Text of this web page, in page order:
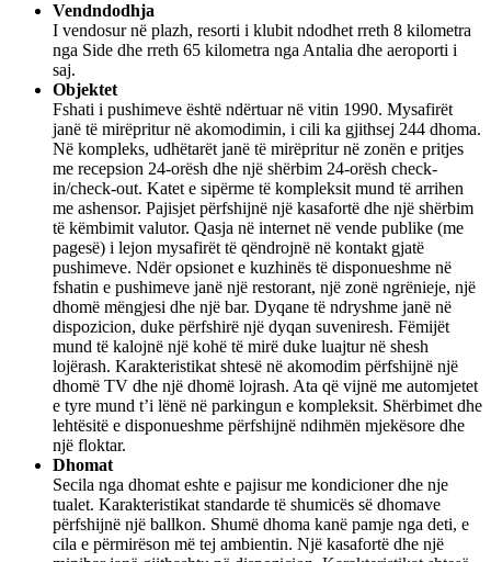
Vendndodhja
I vendosur në plazh, resorti i klubit ndodhet rreth 8 kilometra
nga Side dhe rreth 65 kilometra nga Antalia dhe aeroporti i
saj.
Objektet
Fshati i pushimeve është ndërtuar në vitin 1990. Mysafirët
janë të mirëpritur në akomodimin, i cili ka gjithsej 244 dhoma.
Në kompleks, udhëtarët janë të mirëpritur në zonën e pritjes
me recepsion 24-orësh dhe një shërbim 24-orësh check-
in/check-out. Katet e sipërme të kompleksit mund të arrihen
me ashensor. Pajisjet përfshijnë një kasafortë dhe një shërbim
të këmbimit valutor. Qasja në internet në vende publike (me
pagesë) i lejon mysafirët të qëndrojnë në kontakt gjatë
pushimeve. Ndër opsionet e kuzhinës të disponueshme në
fshatin e pushimeve janë një restorant, një zonë ngrënieje, një
dhomë mëngjesi dhe një bar. Dyqane të ndryshme janë në
dispozicion, duke përfshirë një dyqan suveniresh. Fëmijët
mund të kalojnë një kohë të mirë duke luajtur në shesh
lojërash. Karakteristikat shtesë në akomodim përfshijnë një
dhomë TV dhe një dhomë lojrash. Ata që vijnë me automjetet
e tyre mund t’i lënë në parkingun e kompleksit. Shërbimet dhe
lehtësitë e disponueshme përfshijnë ndihmën mjekësore dhe
një floktar.
Dhomat
Secila nga dhomat eshte e pajisur me kondicioner dhe nje
tualet. Karakteristikat standarde të shumicës së dhomave
përfshijnë një ballkon. Shumë dhoma kanë pamje nga deti, e
cila e përmirëson më tej ambientin. Një kasafortë dhe një